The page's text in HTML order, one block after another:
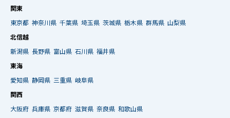
関東
東京都 神奈川県 千葉県 埼玉県 茨城県 栃木県 群馬県 山梨県
北信越
新潟県 長野県 富山県 石川県 福井県
東海
愛知県 静岡県 三重県 岐阜県
関西
大阪府 兵庫県 京都府 滋賀県 奈良県 和歌山県